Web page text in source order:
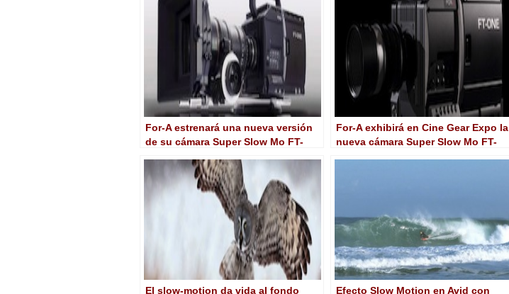
MotoGP en Alemania
For-A estrenará una nueva versión
de su cámara Super Slow Mo FT-
For-A exhibirá en Cine Gear Expo la
nueva cámara Super Slow Mo FT-
El slow-motion da vida al fondo
Efecto Slow Motion en Avid con